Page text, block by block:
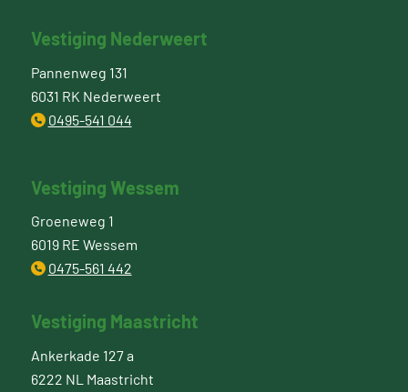
Vestiging Nederweert
Pannenweg 131
6031 RK Nederweert
0495-541 044
Vestiging Wessem
Groeneweg 1
6019 RE Wessem
0475-561 442
Vestiging Maastricht
Ankerkade 127 a
6222 NL Maastricht